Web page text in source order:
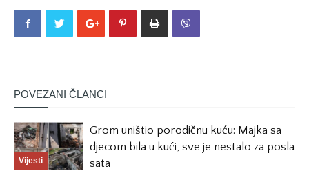
POVEZANI ČLANCI
Vijesti
Grom uništio porodičnu kuću: Majka sa
djecom bila u kući, sve je nestalo za posla
sata